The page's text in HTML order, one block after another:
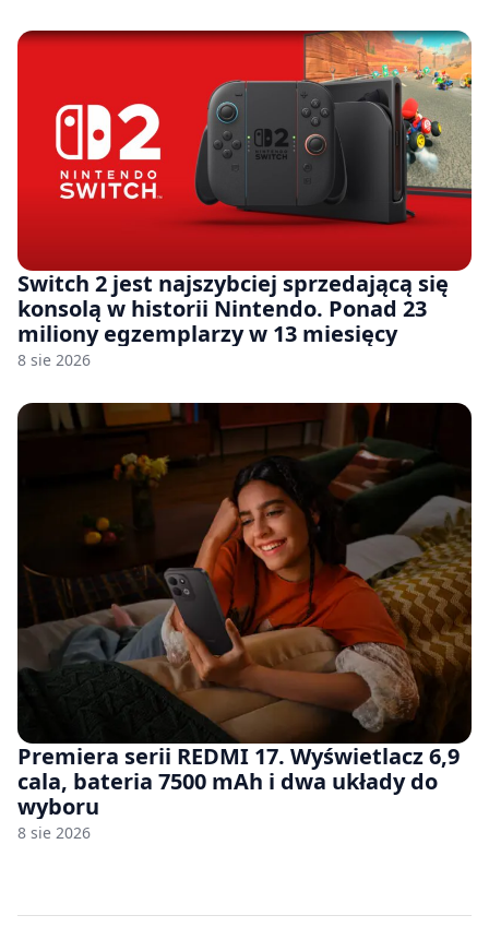
Switch 2 jest najszybciej sprzedającą się
konsolą w historii Nintendo. Ponad 23
miliony egzemplarzy w 13 miesięcy
8 sie 2026
Premiera serii REDMI 17. Wyświetlacz 6,9
cala, bateria 7500 mAh i dwa układy do
wyboru
8 sie 2026